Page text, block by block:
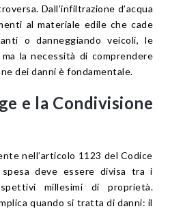
Dall’infiltrazione d’acqua
al materiale edile che cade
o danneggiando veicoli, le
la necessità di comprendere
dei danni è fondamentale.
e la Condivisione
nell’articolo 1123 del Codice
deve essere divisa tra i
millesimi di proprietà.
quando si tratta di danni: il